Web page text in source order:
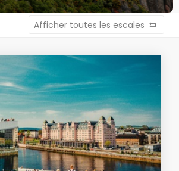
Afficher toutes les escales